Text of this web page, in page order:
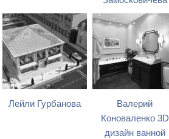
Лейли Гурбанова
Валерий
Коноваленко 3D
дизайн ванной